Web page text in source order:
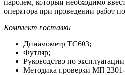
паролем, который необходимо
оператора при проведении работ
Комплект поставки
Динамометр ТС603;
Футляр;
Руководство по эксплуатации;
Методика проверки МП